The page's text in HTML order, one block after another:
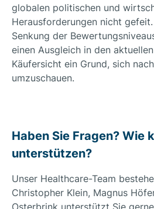
globalen politischen und
Herausforderungen nicht
Senkung der
einen Ausgleich in den
Käufersicht ein Grund, sich
umzuschauen.
Haben Sie Fragen? Wie
unterstützen?
Unser Healthcare-Team
Christopher Klein, Magnus
Osterbrink unterstützt Sie